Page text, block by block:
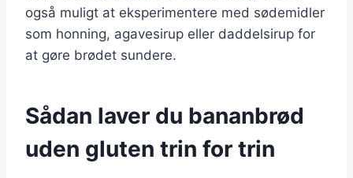
også muligt at eksperimentere med sødemidler
som honning, agavesirup eller daddelsirup for
at gøre brødet sundere.
Sådan laver du bananbrød
uden gluten trin for trin